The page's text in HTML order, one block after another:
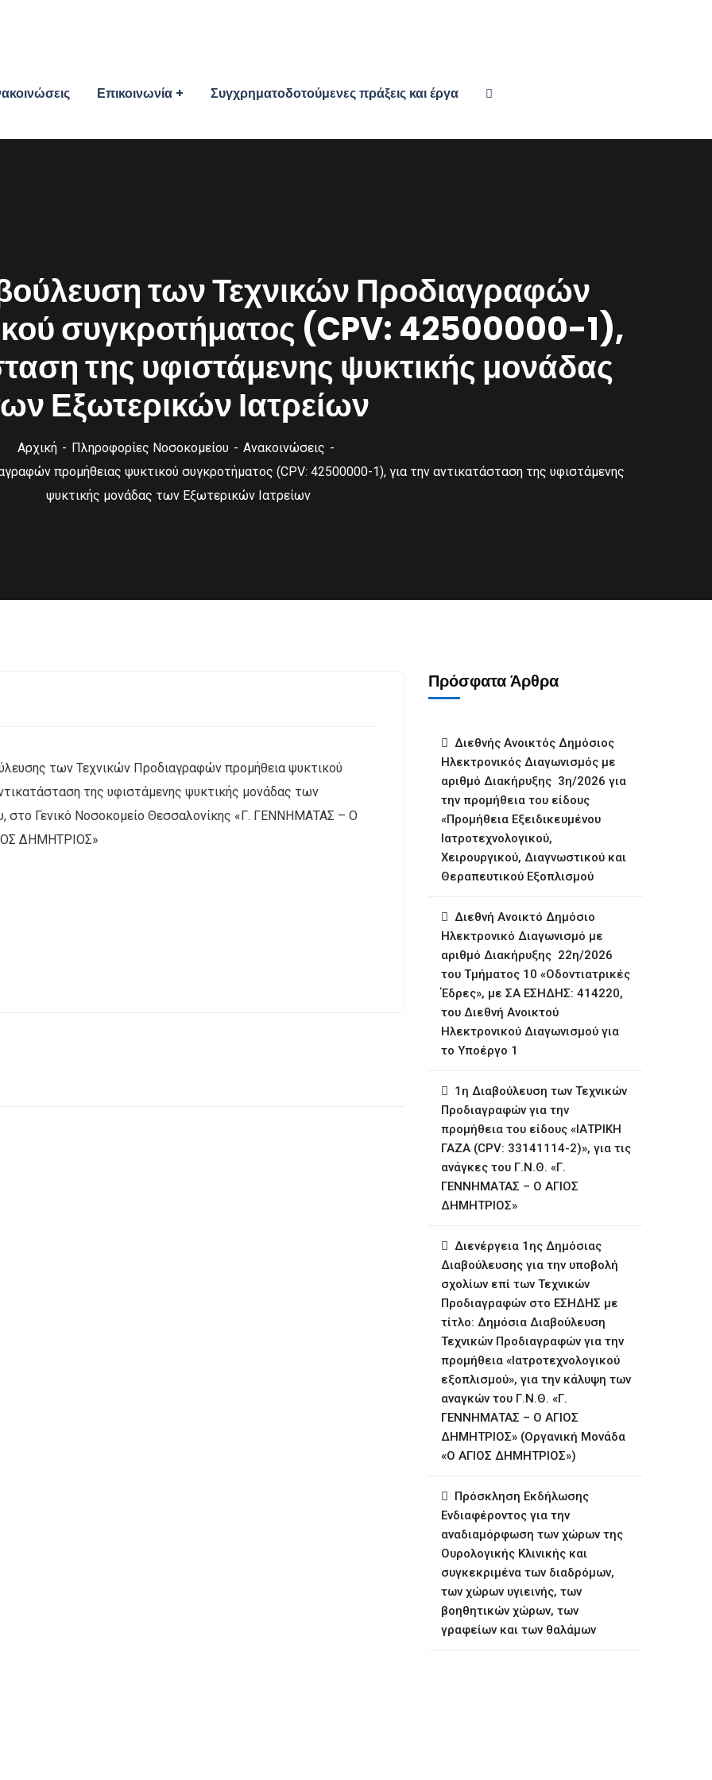
Επικοινωνία Συγχρηματοδοτούμενες πράξεις και έργα
των Τεχνικών Προδιαγραφών
συγκροτήματος (CPV: 42500000-1),
της υφιστάμενης ψυκτικής μονάδας
Εξωτερικών Ιατρείων
Αρχική Πληροφορίες Νοσοκομείου
Ανακοινώσεις
προμήθειας ψυκτικού συγκροτήματος (CPV: 42500000-1), για την αντικατάσταση της υφιστάμενης
ψυκτικής μονάδας των Εξωτερικών Ιατρείων
των Τεχνικών Προδιαγραφών προμήθεια ψυκτικού
της υφιστάμενης ψυκτικής μονάδας των
στο Γενικό Νοσοκομείο Θεσσαλονίκης «Γ. ΓΕΝΝΗΜΑΤΑΣ – Ο
ΔΗΜΗΤΡΙΟΣ»
Πρόσφατα Άρθρα
Διεθνής Ανοικτός Δημόσιος
Ηλεκτρονικός Διαγωνισμός με
αριθμό Διακήρυξης 3η/2026 για
την προμήθεια του είδους
«Προμήθεια Εξειδικευμένου
Ιατροτεχνολογικού,
Χειρουργικού, Διαγνωστικού και
Θεραπευτικού Εξοπλισμού
Διεθνή Ανοικτό Δημόσιο
Ηλεκτρονικό Διαγωνισμό με
αριθμό Διακήρυξης 22η/2026
του Τμήματος 10 «Οδοντιατρικές
Έδρες», με ΣΑ ΕΣΗΔΗΣ: 414220,
του Διεθνή Ανοικτού
Ηλεκτρονικού Διαγωνισμού για
το Υποέργο 1
1η ∆ιαβούλευση των Τεχνικών
Προδιαγραφών για την
προμήθεια του είδους «ΙΑΤΡΙΚΗ
ΓΑΖΑ (CPV: 33141114-2)», για τις
ανάγκες του Γ.Ν.Θ. «Γ.
ΓΕΝΝΗΜΑΤΑΣ – Ο ΑΓΙΟΣ
ΔΗΜΗΤΡΙΟΣ»
∆ιενέργεια 1ης ∆ηµόσιας
∆ιαβούλευσης για την υποβολή
σχολίων επί των Τεχνικών
Προδιαγραφών στο ΕΣΗΔΗΣ με
τίτλο: Δημόσια Διαβούλευση
Τεχνικών Προδιαγραφών για την
προμήθεια «Ιατροτεχνολογικού
εξοπλισμού», για την κάλυψη των
αναγκών του Γ.Ν.Θ. «Γ.
ΓΕΝΝΗΜΑΤΑΣ – Ο ΑΓΙΟΣ
ΔΗΜΗΤΡΙΟΣ» (Οργανική Μονάδα
«Ο ΑΓΙΟΣ ΔΗΜΗΤΡΙΟΣ»)
Πρόσκληση Εκδήλωσης
Ενδιαφέροντος για την
αναδιαμόρφωση των χώρων της
Ουρολογικής Κλινικής και
συγκεκριμένα των διαδρόμων,
των χώρων υγιεινής, των
βοηθητικών χώρων, των
γραφείων και των θαλάμων